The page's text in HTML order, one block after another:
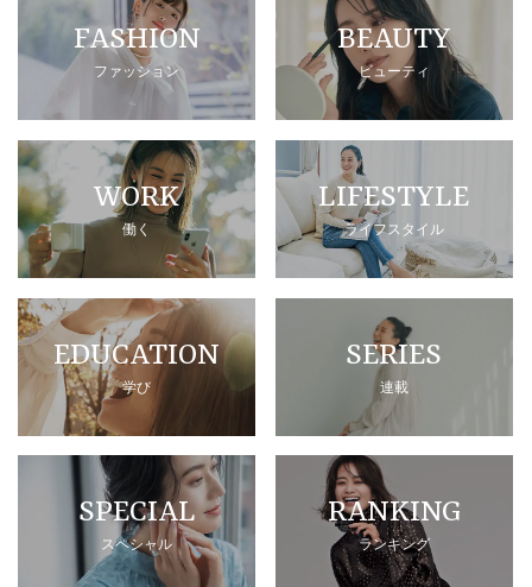
FASHION
ファッション
BEAUTY
ビューティ
WORK
働く
LIFESTYLE
ライフスタイル
EDUCATION
学び
SERIES
連載
SPECIAL
スペシャル
RANKING
ランキング